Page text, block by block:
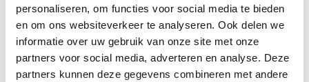
personaliseren, om functies voor social media te bieden
en om ons websiteverkeer te analyseren. Ook delen we
informatie over uw gebruik van onze site met onze
partners voor social media, adverteren en analyse. Deze
partners kunnen deze gegevens combineren met andere
uurtje rijden, ideaal voor een dagje stad met winkels,
restaurants en cultuur. De stilte van de natuur en de dynamiek
van leuke uitstapjes vlakbij.